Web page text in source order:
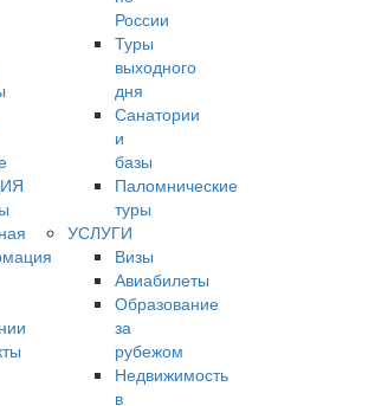
России
Туры
выходного
дня
Санатории
и
базы
Паломнические
туры
УСЛУГИ
Визы
Авиабилеты
Образование
за
рубежом
Недвижимость
в